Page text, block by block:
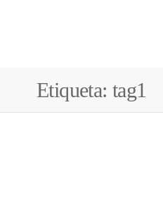
Etiqueta:tag1